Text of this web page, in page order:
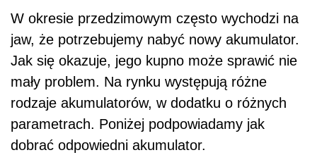
W okresie przedzimowym często wychodzi na
jaw, że potrzebujemy nabyć nowy akumulator.
Jak się okazuje, jego kupno może sprawić nie
mały problem. Na rynku występują różne
rodzaje akumulatorów, w dodatku o różnych
parametrach. Poniżej podpowiadamy jak
dobrać odpowiedni akumulator.